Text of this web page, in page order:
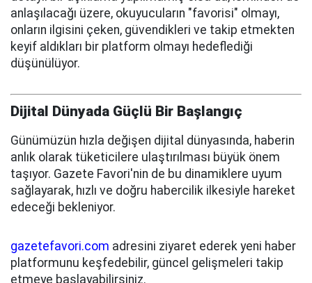
anlaşılacağı üzere, okuyucuların "favorisi" olmayı,
onların ilgisini çeken, güvendikleri ve takip etmekten
keyif aldıkları bir platform olmayı hedeflediği
düşünülüyor.
Dijital Dünyada Güçlü Bir Başlangıç
Günümüzün hızla değişen dijital dünyasında, haberin
anlık olarak tüketicilere ulaştırılması büyük önem
taşıyor. Gazete Favori'nin de bu dinamiklere uyum
sağlayarak, hızlı ve doğru habercilik ilkesiyle hareket
edeceği bekleniyor.
gazetefavori.com adresini ziyaret ederek yeni haber
platformunu keşfedebilir, güncel gelişmeleri takip
etmeye başlayabilirsiniz.